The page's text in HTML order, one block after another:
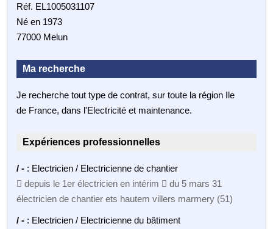
Réf. EL1005031107
Né en 1973
77000 Melun
Ma recherche
Je recherche tout type de contrat, sur toute la région Ile
de France, dans l'Electricité et maintenance.
Expériences professionnelles
/ - : Electricien / Electricienne de chantier
 depuis le 1er électricien en intérim  du 5 mars 31
électricien de chantier ets hautem villers marmery (51)
/ - : Electricien / Electricienne du bâtiment